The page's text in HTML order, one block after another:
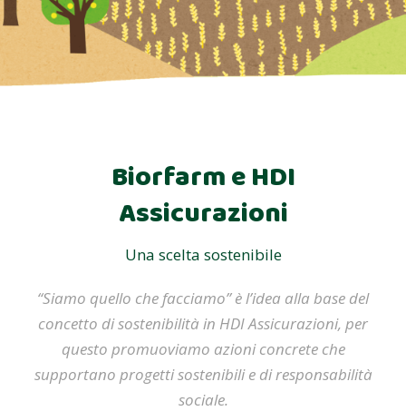
Biorfarm e HDI
Assicurazioni
Una scelta sostenibile
“Siamo quello che facciamo” è l’idea alla base del
concetto di sostenibilità in HDI Assicurazioni, per
questo promuoviamo azioni concrete che
supportano progetti sostenibili e di responsabilità
sociale.